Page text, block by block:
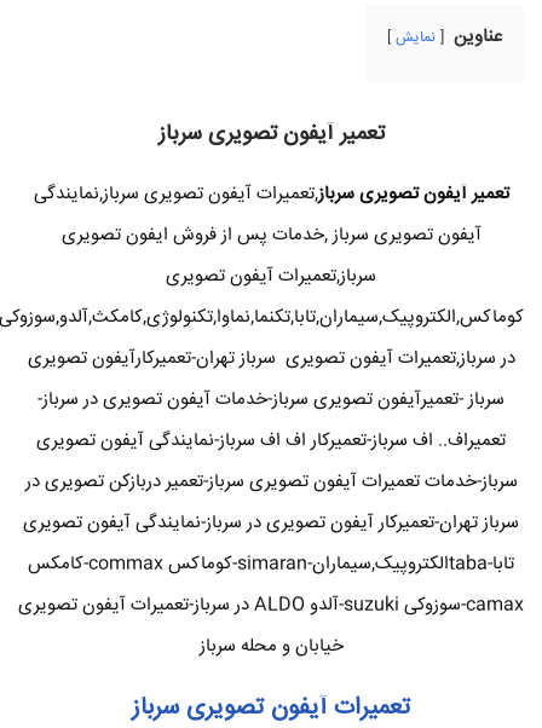
عناوین نمایش
تعمیر آیفون تصویری سرباز
تعمیر آیفون تصویری سرباز,تعمیرات آیفون تصویری سرباز,نمایندگی
آیفون تصویری سرباز ,خدمات پس از فروش ایفون تصویری
سرباز,تعمیرات آیفون تصویری
کوماکس,الکتروپیک,سیماران,تابا,تکنما,نماوا,تکنولوژی,کامکث,آلدو,سوزوکی
در سرباز,تعمیرات آیفون تصویری سرباز تهران-تعمیرکارآیفون تصویری
سرباز -تعمیرآیفون تصویری سرباز-خدمات آیفون تصویری در سرباز-
تعمیراف.. اف سرباز-تعمیرکار اف اف سرباز-نمایندگی آیفون تصویری
سرباز-خدمات تعمیرات آیفون تصویری سرباز-تعمیر دربازکن تصویری در
سرباز تهران-تعمیرکار آیفون تصویری در سرباز-نمایندگی آیفون تصویری
تابا-tabaالکتروپیک,سیماران-simaran-کوماکس commax-کامکس
camax-سوزوکی suzuki-آلدو ALDO در سرباز-تعمیرات آیفون تصویری
خیابان و محله سرباز
تعمیرات آیفون تصویری سرباز